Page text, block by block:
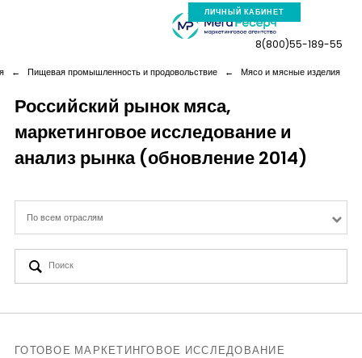
ЛИЧНЫЙ КАБИНЕТ
Компания
Новая реальность
Кейсы
8(800)55-189-55
← Пищевая промышленность и продовольствие ← Мясо и мясные изделия
Российский рынок мяса,
маркетинговое исследование и
анализ рынка (обновление 2014)
По всем отраслям
ГОТОВОЕ МАРКЕТИНГОВОЕ ИССЛЕДОВАНИЕ